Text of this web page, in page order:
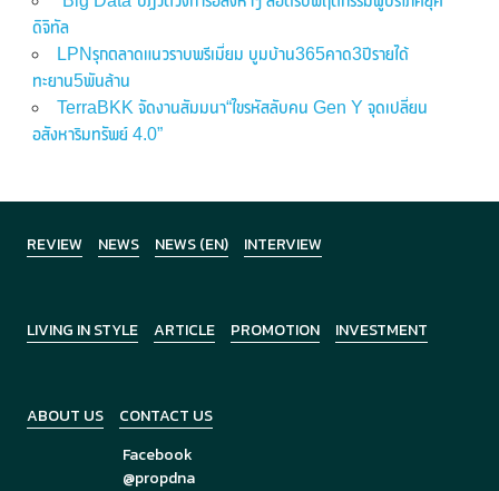
ดิจิทัล
LPNรุกตลาดแนวราบพรีเมี่ยม บูมบ้าน365คาด3ปีรายได้
ทะยาน5พันล้าน
TerraBKK จัดงานสัมมนา“ไขรหัสลับคน Gen Y จุดเปลี่ยน
อสังหาริมทรัพย์ 4.0”
REVIEW NEWS NEWS (EN) INTERVIEW
LIVING IN STYLE ARTICLE PROMOTION INVESTMENT
ABOUT US
CONTACT US
Facebook
@propdna